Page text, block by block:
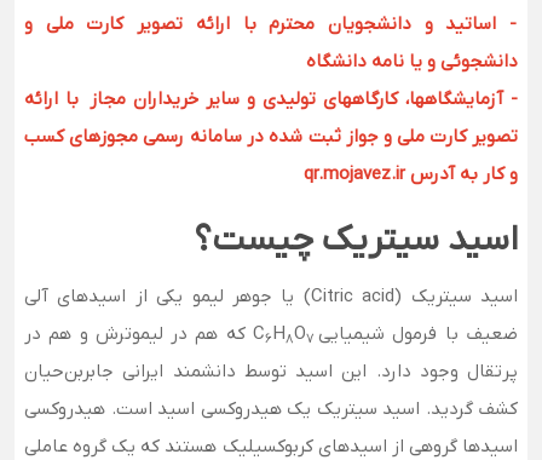
- اساتید و دانشجویان محترم با ارائه تصویر کارت ملی و
دانشجوئی و یا نامه دانشگاه
- آزمایشگاهها، کارگاههای تولیدی و سایر خریداران مجاز با ارائه
تصویر کارت ملی و جواز ثبت شده در سامانه رسمی مجوزهای کسب
و کار به آدرس qr.mojavez.ir
اسید سیتریک چیست؟
اسید سیتریک (Citric acid) یا جوهر لیمو یکی از اسیدهای آلی
ضعیف با فرمول شیمیایی C
6H8O7
که هم در لیموترش و هم در
پرتقال وجود دارد. این اسید توسط دانشمند ایرانی جابربن‌حیان
کشف گردید. اسید سیتریک یک هیدروکسی اسید است. هیدروکسی
اسیدها گروهی از اسیدهای کربوکسیلیک هستند که یک گروه عاملی